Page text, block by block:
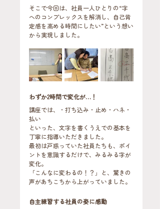
そこで今回は、社員一人ひとりの“字
へのコンプレックスを解消し、自己肯
定感を高める時間にしたい”という想い
から実現しました。
わずか2時間で変化が…！
講座では、・打ち込み・止め・ハネ・
払い
といった、文字を書くうえでの基本を
丁寧に指導いただきました。
最初は戸惑っていた社員たちも、ポイ
ントを意識するだけで、みるみる字が
変化。
「こんなに変わるの！？」と、驚きの
声があちこちから上がっていました。
自主練習する社員の姿に感動